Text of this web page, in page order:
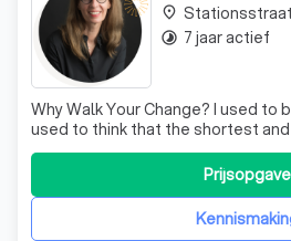
Why Walk Your Change? I used to be on survival mode... I
used to think that the shortest
best way to get me from point A
obvious path to achieve my goals
straightforward road ahead. Right? However, taking
inspiration from my real-life
Prijsopgave
place Stationsstraat
timelapse 7 jaar actief